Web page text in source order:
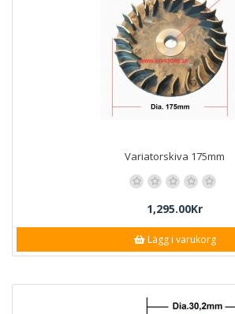
Variatorskiva 175mm
1,295.00Kr
Lägg i varukorg